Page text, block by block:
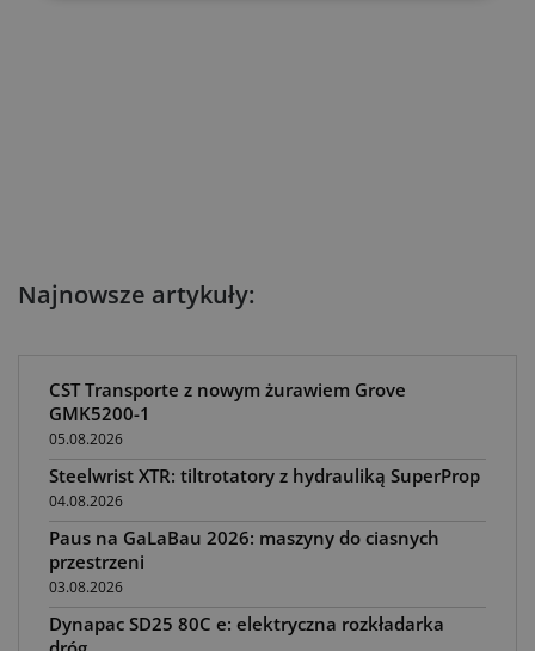
Najnowsze artykuły:
CST Transporte z nowym żurawiem Grove
GMK5200-1
05.08.2026
Steelwrist XTR: tiltrotatory z hydrauliką SuperProp
04.08.2026
Paus na GaLaBau 2026: maszyny do ciasnych
przestrzeni
03.08.2026
Dynapac SD25 80C e: elektryczna rozkładarka